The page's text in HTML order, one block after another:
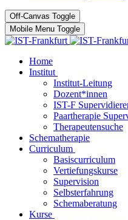
Off-Canvas Toggle
Mobile Menu Toggle
Home
Institut
Institut-Leitung
Dozent*innen
IST-F
Paartherapie
Therapeutensuche
Schematherapie
Curriculum
Basiscurriculum
Vertiefungskurse
Supervision
Selbsterfahrung
Schemaberatung
Kurse